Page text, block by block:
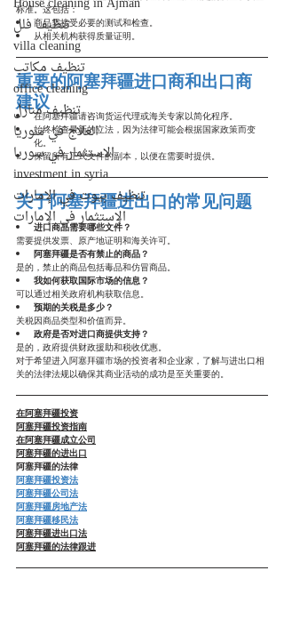
تنظيف فلل
villa cleaning
تنظيف مكاتب
office cleaning
تنظيف منازل
العلاج في سوريا
الاستثمار في سوريا
investment in syria
تنظيف بيوت في الإمارات
الإستثمار في الإمارات
标准。这包括：
商品需接受必要的测试和检查。
从相关机构获得质量证明。
重要的阿塞拜疆进口商和出口商
建议
在阿塞拜疆请咨询货运代理或海关专家以简化程序。
始终检查最新的立法，因为法律可能会根据国家政策而变
化。
保留所有正式文件的副本，以便在需要时提供。
关于阿塞拜疆进出口的常见问题
进口商品需要哪些文件？
需要提供发票、原产地证明和海关许可。
阿塞拜疆是否有禁止的商品？
是的，禁止的商品包括毒品和仿冒商品。
我如何获取国际市场的信息？
可以通过相关政府机构获取信息。
预期的关税是多少？
关税因商品类型和价值而异。
政府是否对进口商提供支持？
是的，政府提供财政援助和税收优惠。
对于希望进入阿塞拜疆市场的投资者和企业家，了解与进出口相
关的法律法规以确保其商业活动的成功是至关重要的。
在阿塞拜疆投资
阿塞拜疆投资指南
在阿塞拜疆成立公司
阿塞拜疆的进出口
阿塞拜疆的法律
阿塞拜疆投资法
阿塞拜疆公司法
阿塞拜疆房地产法
阿塞拜疆移民法
阿塞拜疆进出口法
阿塞拜疆的法律跟进